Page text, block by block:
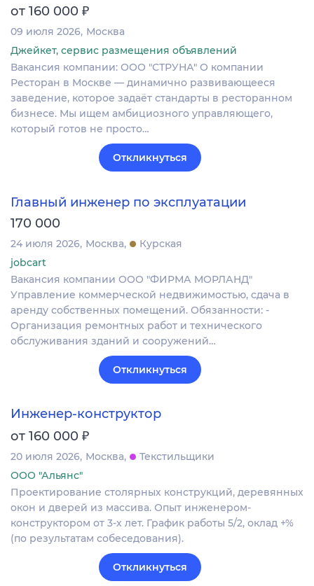
от 160 000 ₽
09 июля 2026 Москва
Джейкет, сервис размещения объявлений
Вакансия компании: ООО "СТРУНА" О компании
Ресторан в Москве — динамично развивающееся
заведение, которое задаёт стандарты в ресторанном
бизнесе. Мы ищем амбициозного управляющего,
который готов не просто…
Откликнуться
Главный инженер по эксплуатации
170 000
24 июля 2026 Москва
Курская
jobcart
Вакансия компании ООО "ФИРМА МОРЛАНД"
Управление коммерческой недвижимостью, сдача в
аренду собственных помещений. Обязанности: -
Организация ремонтных работ и технического
обслуживания зданий и сооружений…
Откликнуться
Инженер-конструктор
от 160 000 ₽
20 июля 2026 Москва
Текстильщики
ООО "Альянс"
Проектирование столярных конструкций, деревянных
окон и дверей из массива. Опыт инженером-
конструктором от 3-х лет. График работы 5/2, оклад +%
(по результатам собеседования).
Откликнуться